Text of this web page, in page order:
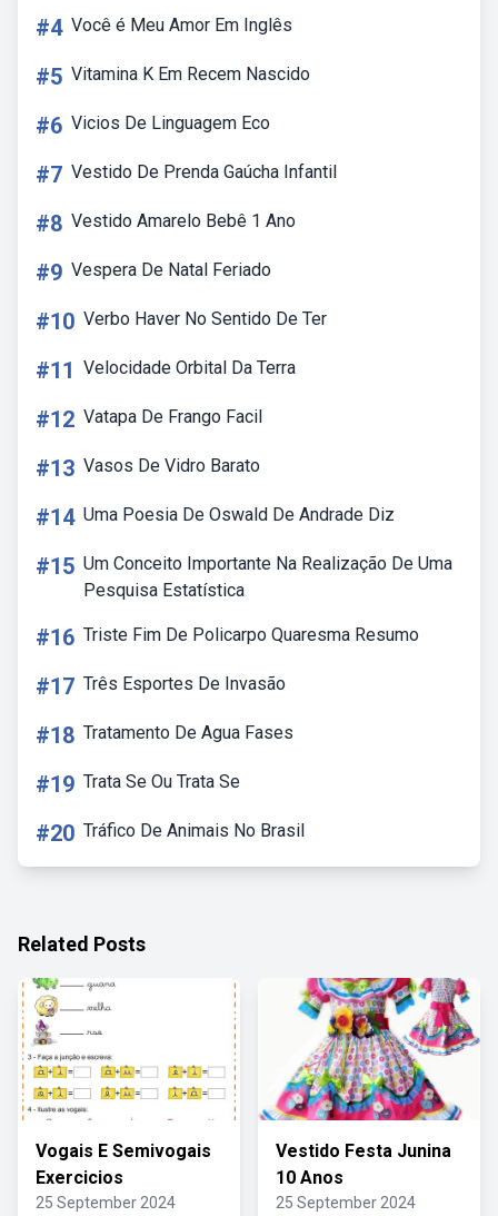
#4 Você é Meu Amor Em Inglês
#5 Vitamina K Em Recem Nascido
#6 Vicios De Linguagem Eco
#7 Vestido De Prenda Gaúcha Infantil
#8 Vestido Amarelo Bebê 1 Ano
#9 Vespera De Natal Feriado
#10 Verbo Haver No Sentido De Ter
#11 Velocidade Orbital Da Terra
#12 Vatapa De Frango Facil
#13 Vasos De Vidro Barato
#14 Uma Poesia De Oswald De Andrade Diz
#15 Um Conceito Importante Na Realização De Uma
Pesquisa Estatística
#16 Triste Fim De Policarpo Quaresma Resumo
#17 Três Esportes De Invasão
#18 Tratamento De Agua Fases
#19 Trata Se Ou Trata Se
#20 Tráfico De Animais No Brasil
Related Posts
Vogais E Semivogais
Exercicios
25 September 2024
Vestido Festa Junina
10 Anos
25 September 2024